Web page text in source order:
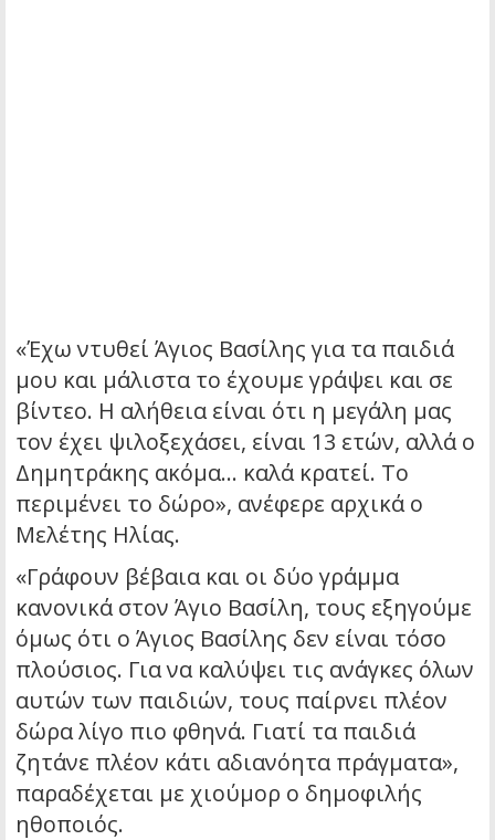
«Έχω ντυθεί Άγιος Βασίλης για τα παιδιά
μου και μάλιστα το έχουμε γράψει και σε
βίντεο. Η αλήθεια είναι ότι η μεγάλη μας
τον έχει ψιλοξεχάσει, είναι 13 ετών, αλλά ο
Δημητράκης ακόμα… καλά κρατεί. Το
περιμένει το δώρο», ανέφερε αρχικά ο
Μελέτης Ηλίας.
«Γράφουν βέβαια και οι δύο γράμμα
κανονικά στον Άγιο Βασίλη, τους εξηγούμε
όμως ότι ο Άγιος Βασίλης δεν είναι τόσο
πλούσιος. Για να καλύψει τις ανάγκες όλων
αυτών των παιδιών, τους παίρνει πλέον
δώρα λίγο πιο φθηνά. Γιατί τα παιδιά
ζητάνε πλέον κάτι αδιανόητα πράγματα»,
παραδέχεται με χιούμορ ο δημοφιλής
ηθοποιός.